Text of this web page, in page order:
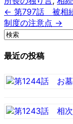
← 第797話 被相
制度の注意点 →
最近の投稿